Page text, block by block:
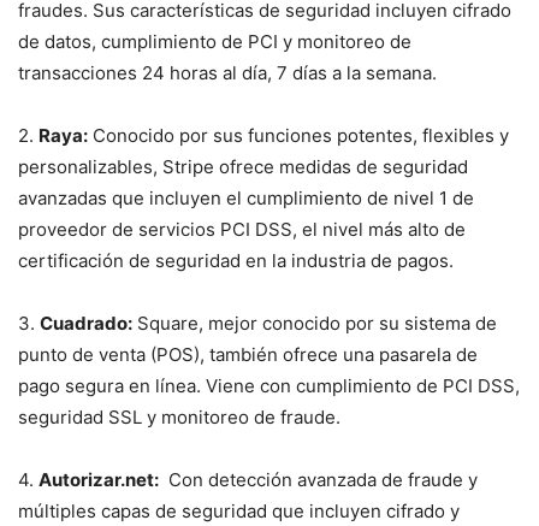
fraudes. Sus características de seguridad incluyen cifrado
de datos, cumplimiento de PCI y monitoreo de
transacciones 24 horas al día,⁤ 7 días a ⁣la semana.
2. Raya: Conocido por sus funciones potentes, flexibles y
personalizables,‌ Stripe ofrece medidas de seguridad
avanzadas que incluyen el cumplimiento‍ de nivel ‍1 de
proveedor de servicios PCI DSS, el nivel más alto de
certificación de seguridad en la industria de pagos.
3. Cuadrado: Square, mejor conocido por su sistema⁤ de
punto de venta (POS), también ofrece una pasarela de
pago segura en línea. Viene con cumplimiento de PCI DSS,
seguridad SSL y⁣ monitoreo de fraude.
4. Autorizar.net: ‌ Con detección avanzada de fraude ⁢y
múltiples⁢ capas de seguridad que incluyen cifrado y